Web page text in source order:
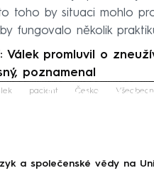
toho by situaci mohlo
fungovalo několik
Válek promluvil o
poznamenal
Failed to
pacient Česko
a společenské vědy na